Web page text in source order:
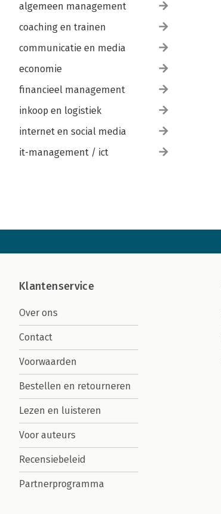
algemeen management
coaching en trainen
communicatie en media
economie
financieel management
inkoop en logistiek
internet en social media
it-management / ict
Klantenservice
Over ons
Contact
Voorwaarden
Bestellen en retourneren
Lezen en luisteren
Voor auteurs
Recensiebeleid
Partnerprogramma